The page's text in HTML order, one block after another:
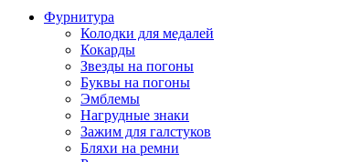
Фурнитура
Колодки для медалей
Кокарды
Звезды на погоны
Буквы на погоны
Эмблемы
Нагрудные знаки
Зажим для галстуков
Бляхи на ремни